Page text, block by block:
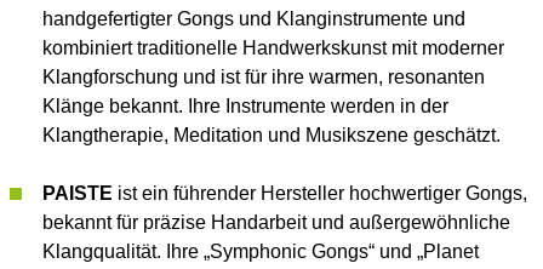
handgefertigter Gongs und Klanginstrumente und
kombiniert traditionelle Handwerkskunst mit moderner
Klangforschung und ist für ihre warmen, resonanten
Klänge bekannt. Ihre Instrumente werden in der
Klangtherapie, Meditation und Musikszene geschätzt.
PAISTE ist ein führender Hersteller hochwertiger Gongs,
bekannt für präzise Handarbeit und außergewöhnliche
Klangqualität. Ihre „Symphonic Gongs“ und „Planet